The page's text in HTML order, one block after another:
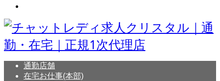
通勤店舗
在宅お仕事(本部)